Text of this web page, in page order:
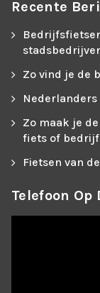
Recente
Zo vind je de
Zo maak je
fiets of
Fietsen van
Telefoon Op